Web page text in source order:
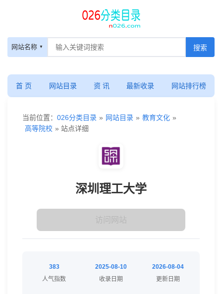
网站名称
首 页 网站目录 资 讯 最新收录 网站排行榜
当前位置： 026分类目录 » 网站目录 » 教育文化 »
高等院校 » 站点详细
深圳理工大学
访问网站
383
人气指数
2025-08-10
收录日期
2026-08-04
更新日期